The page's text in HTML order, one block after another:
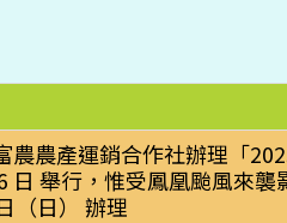
農農產運銷合作社辦理「
日 舉行，惟受鳳凰颱風來
（日） 辦理